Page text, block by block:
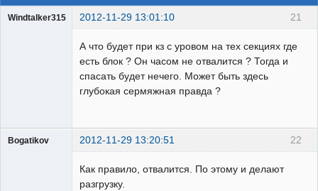
21
Windtalker315 2012-11-29 13:01:10
А что будет при кз с уровом на тех секциях где
есть блок ? Он часом не отвалится ? Тогда и
спасать будет нечего. Может быть здесь
глубокая сермяжная правда ?
22
Bogatikov 2012-11-29 13:20:51
Как правило, отвалится. По этому и делают
разгрузку.